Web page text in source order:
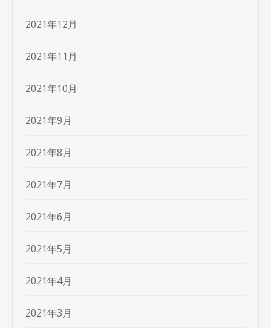
2021年12月
2021年11月
2021年10月
2021年9月
2021年8月
2021年7月
2021年6月
2021年5月
2021年4月
2021年3月